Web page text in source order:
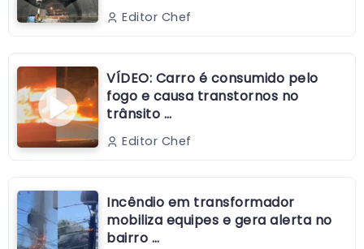
Editor Chef
VÍDEO: Carro é consumido pelo
fogo e causa transtornos no
trânsito …
Editor Chef
Incêndio em transformador
mobiliza equipes e gera alerta no
bairro …